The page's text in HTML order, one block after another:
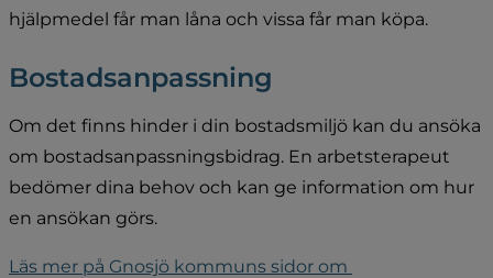
hjälpmedel får man låna och vissa får man köpa.
Bostadsanpassning
Om det finns hinder i din bostadsmiljö kan du ansöka
om bostadsanpassningsbidrag. En arbetsterapeut
bedömer dina behov och kan ge information om hur
en ansökan görs.
Läs mer på Gnosjö kommuns sidor om